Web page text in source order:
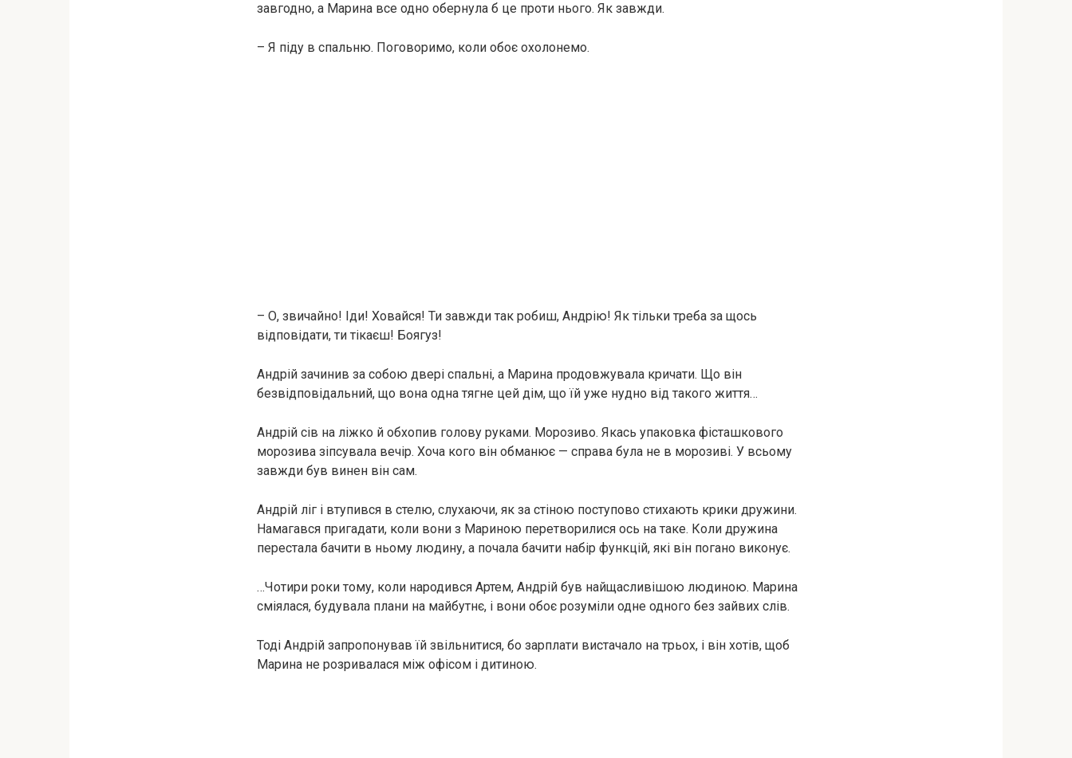
завгодно, а Марина все одно обернула б це проти нього. Як завжди.
– Я піду в спальню. Поговоримо, коли обоє охолонемо.
– О, звичайно! Іди! Ховайся! Ти завжди так робиш, Андрію! Як тільки треба за щось
відповідати, ти тікаєш! Боягуз!
Андрій зачинив за собою двері спальні, а Марина продовжувала кричати. Що він
безвідповідальний, що вона одна тягне цей дім, що їй уже нудно від такого життя…
Андрій сів на ліжко й обхопив голову руками. Морозиво. Якась упаковка фісташкового
морозива зіпсувала вечір. Хоча кого він обманює — справа була не в морозиві. У всьому
завжди був винен він сам.
Андрій ліг і втупився в стелю, слухаючи, як за стіною поступово стихають крики дружини.
Намагався пригадати, коли вони з Мариною перетворилися ось на таке. Коли дружина
перестала бачити в ньому людину, а почала бачити набір функцій, які він погано виконує.
…Чотири роки тому, коли народився Артем, Андрій був найщасливішою людиною. Марина
сміялася, будувала плани на майбутнє, і вони обоє розуміли одне одного без зайвих слів.
Тоді Андрій запропонував їй звільнитися, бо зарплати вистачало на трьох, і він хотів, щоб
Марина не розривалася між офісом і дитиною.